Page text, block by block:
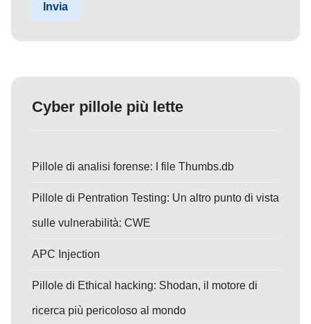
Invia
Cyber pillole più lette
Pillole di analisi forense: I file Thumbs.db
Pillole di Pentration Testing: Un altro punto di vista
sulle vulnerabilità: CWE
APC Injection
Pillole di Ethical hacking: Shodan, il motore di
ricerca più pericoloso al mondo